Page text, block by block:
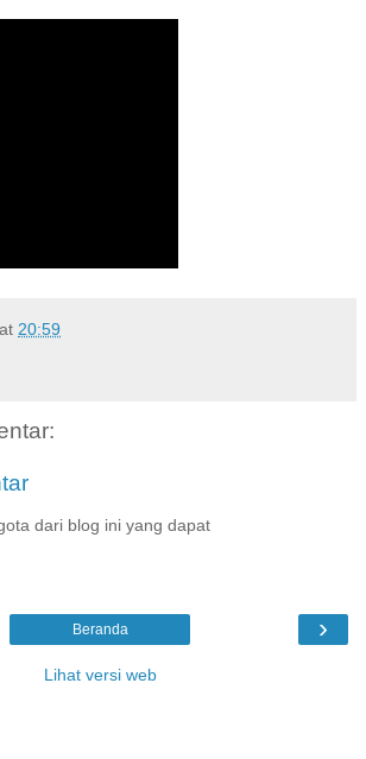
at 20:59
dari blog ini yang dapat
›
Beranda
Lihat versi web